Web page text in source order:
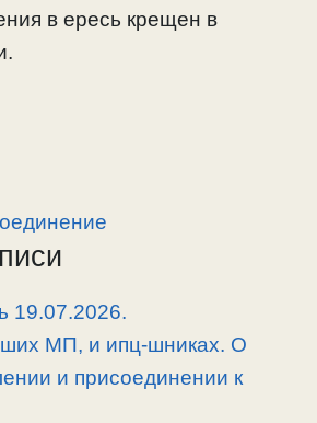
в ересь крещен в
19.07.2026.
МП, и ипц-шниках. О
и присоединении к